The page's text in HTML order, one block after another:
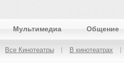
Мультимедиа Общение
Все Кинотеатры В кинотеатрах